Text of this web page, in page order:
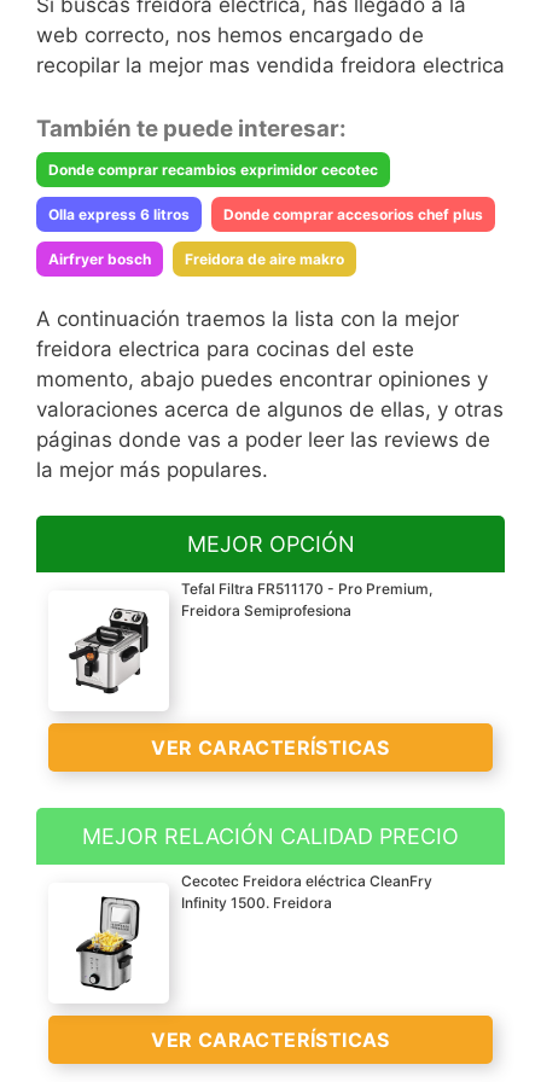
Si buscas freidora electrica, has llegado a la
web correcto, nos hemos encargado de
recopilar la mejor mas vendida freidora electrica
También te puede interesar:
Donde comprar recambios exprimidor cecotec
Olla express 6 litros Donde comprar accesorios chef plus
Airfryer bosch Freidora de aire makro
A continuación traemos la lista con la mejor
freidora electrica para cocinas del este
momento, abajo puedes encontrar opiniones y
valoraciones acerca de algunos de ellas, y otras
páginas donde vas a poder leer las reviews de
la mejor más populares.
MEJOR OPCIÓN
Tefal Filtra FR511170 - Pro Premium,
Freidora Semiprofesiona
VER CARACTERÍSTICAS
Freidora semiprofesional
de acero inoxidable con
tecnología de zona de
toque frío con capacidad
de 3 L de aceite y una
potencia de 2400 W
Sistema exclusivo del
MEJOR RELACIÓN CALIDAD PRECIO
Cecotec Freidora eléctrica CleanFry
Infinity 1500. Freidora
VER CARACTERÍSTICAS